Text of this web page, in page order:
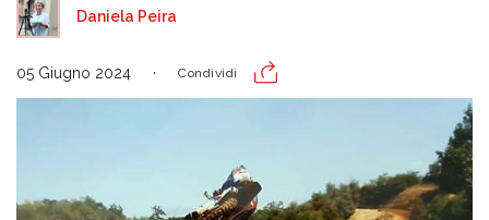
Daniela Peira
05 Giugno 2024 Condividi